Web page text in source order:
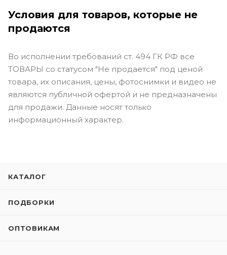
Условия для товаров, которые не
продаются
Во исполнении требований ст. 494 ГК РФ все
ТОВАРЫ со статусом "Не продается" под ценой
товара, их описания, цены, фотоснимки и видео не
являются публичной офертой и не предназначены
для продажи. Данные носят только
информационный характер.
КАТАЛОГ
ПОДБОРКИ
ОПТОВИКАМ